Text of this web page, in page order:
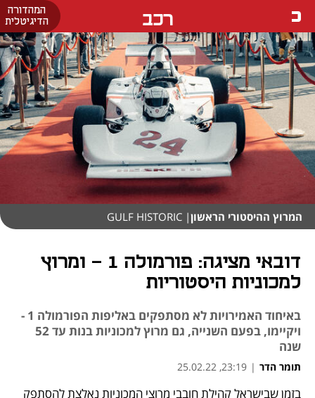
המהדורה
הדיגיטלית
רכב
המרוץ ההיסטורי הראשון| GULF HISTORIC
דובאי מציגה: פורמולה 1 - ומרוץ
למכוניות היסטוריות
באיחוד האמירויות לא מסתפקים באליפות הפורמולה 1 -
ויקיימו, בפעם השנייה, גם מרוץ למכוניות בנות עד 52
שנה
תומר הדר |
23:19, 25.02.22